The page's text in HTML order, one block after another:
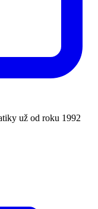
už od roku 1992